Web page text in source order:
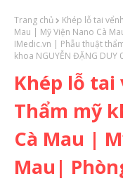
Trang chủ
Khép lỗ tai
Mau | Mỹ Viện Nano Cà
IMedic.vn | Phẫu thuật
khoa NGUYỄN ĐẶNG DUY
Khép lỗ tai
Thẩm mỹ
Cà Mau |
Mau|